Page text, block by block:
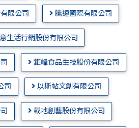
限公司 騰遠國際有限公司
生活行銷股份有限公司
鉅峰食品生技股份有限公司
司 以斯帖文創有限公司
載地創藝股份有限公司